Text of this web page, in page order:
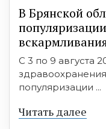
В Брянской
С 3 по 9 августа
популяризации ...
Читать далее